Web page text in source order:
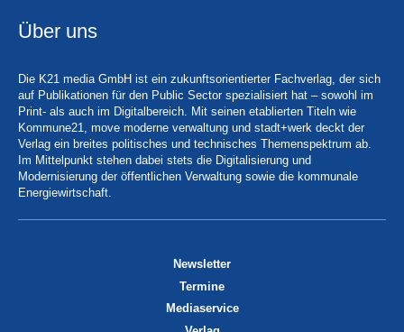
Über uns
Die K21 media GmbH ist ein zukunftsorientierter Fachverlag, der sich
auf Publikationen für den Public Sector spezialisiert hat – sowohl im
Print- als auch im Digitalbereich. Mit seinen etablierten Titeln wie
Kommune21, move moderne verwaltung und stadt+werk deckt der
Verlag ein breites politisches und technisches Themenspektrum ab.
Im Mittelpunkt stehen dabei stets die Digitalisierung und
Modernisierung der öffentlichen Verwaltung sowie die kommunale
Energiewirtschaft.
Newsletter
Termine
Mediaservice